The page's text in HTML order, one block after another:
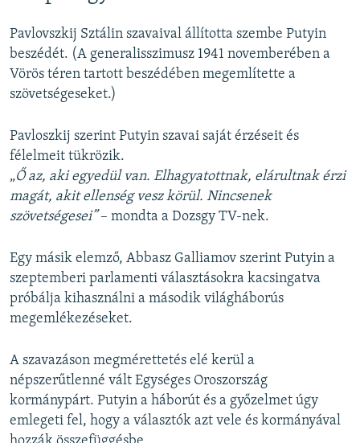
Pavlovszkij Sztálin szavaival állította szembe Putyin
beszédét. (A generalisszimusz 1941 novemberében a
Vörös téren tartott beszédében megemlítette a
szövetségeseket.)
Pavloszkij szerint Putyin szavai saját érzéseit és
félelmeit tükrözik.
„Ő az, aki egyedül van. Elhagyatottnak, elárultnak érzi
magát, akit ellenség vesz körül. Nincsenek
szövetségesei”– mondta a Dozsgy TV-nek.
Egy másik elemző, Abbasz Galliamov szerint Putyin a
szeptemberi parlamenti választásokra kacsingatva
próbálja kihasználni a második világháborús
megemlékezéseket.
A szavazáson megmérettetés elé kerül a
népszerűtlenné vált Egységes Oroszország
kormánypárt. Putyin a háborút és a győzelmet úgy
emlegeti fel, hogy a választók azt vele és kormányával